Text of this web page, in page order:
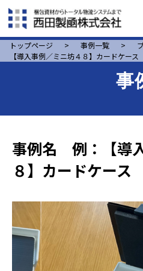
事
トップページ > 事例一覧 >
【導入事例／ミニ坊４８】カードケース
事例名 例：【導
８】カードケース